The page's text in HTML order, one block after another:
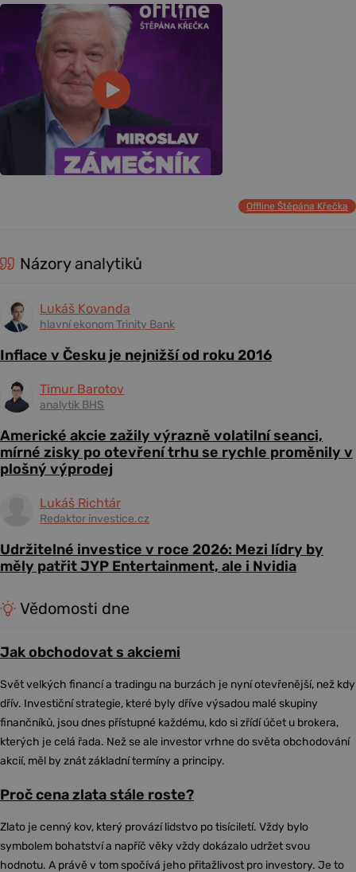
Offline Štěpána Křečka
Názory analytiků
Lukáš Kovanda
hlavní ekonom Trinity Bank
Inflace v Česku je nejnižší od roku 2016
Timur Barotov
analytik BHS
Americké akcie zažily výrazně volatilní seanci,
mírné zisky po otevření trhu se rychle proměnily v
plošný výprodej
Lukáš Richtár
Redaktor investice.cz
Udržitelné investice v roce 2026: Mezi lídry by
měly patřit JYP Entertainment, ale i Nvidia
Vědomosti dne
Jak obchodovat s akciemi
Svět velkých financí a tradingu na burzách je nyní otevřenější, než kdy
dřív. Investiční strategie, které byly dříve výsadou malé skupiny
finančníků, jsou dnes přístupné každému, kdo si zřídí účet u brokera,
kterých je celá řada. Než se ale investor vrhne do světa obchodování
akcií, měl by znát základní termíny a principy.
Proč cena zlata stále roste?
Zlato je cenný kov, který provází lidstvo po tisíciletí. Vždy bylo
symbolem bohatství a napříč věky vždy dokázalo udržet svou
hodnotu. A právě v tom spočívá jeho přitažlivost pro investory. Je to